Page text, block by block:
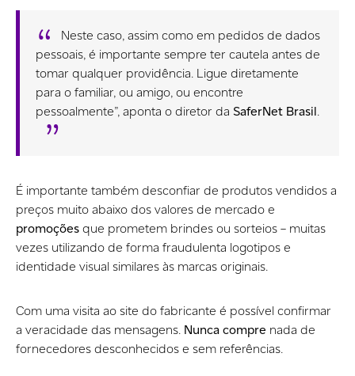
Neste caso, assim como em pedidos de dados
pessoais, é importante sempre ter cautela antes de
tomar qualquer providência. Ligue diretamente
para o familiar, ou amigo, ou encontre
pessoalmente”, aponta o diretor da SaferNet Brasil.
É importante também desconfiar de produtos vendidos a
preços muito abaixo dos valores de mercado e
promoçõesque prometem brindes ou sorteios – muitas
vezes utilizando de forma fraudulenta logotipos e
identidade visual similares às marcas originais.
Com uma visita ao site do fabricante é possível confirmar
a veracidade das mensagens. Nunca compre nada de
fornecedores desconhecidos e sem referências.